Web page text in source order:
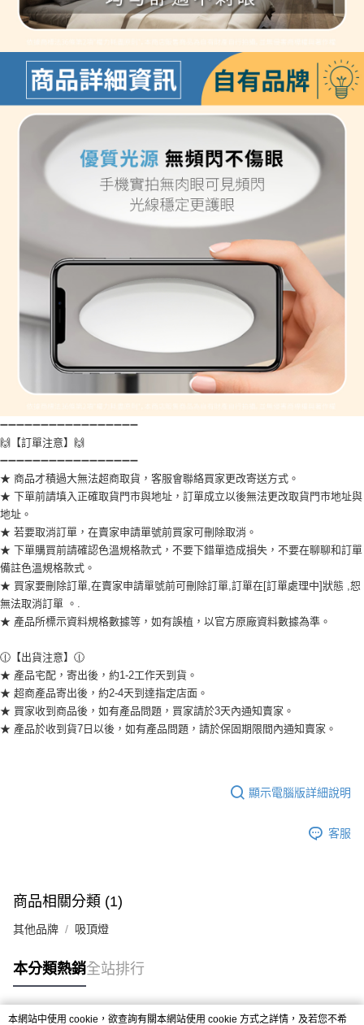
➖➖➖➖➖➖➖➖➖➖➖➖➖➖➖➖➖
🙌【訂單注意】🙌
➖➖➖➖➖➖➖➖➖➖➖➖➖➖➖➖➖
★ 商品才積過大無法超商取貨，客服會聯絡買家更改寄送方式。
★ 下單前請填入正確取貨門市與地址，訂單成立以後無法更改取貨門市地址與
地址。
★ 若要取消訂單，在賣家申請單號前買家可刪除取消。
★ 下單購買前請確認色溫規格款式，不要下錯單造成損失，不要在聊聊和訂單
備註色溫規格款式。
★ 買家要刪除訂單,在賣家申請單號前可刪除訂單,訂單在[訂單處理中]狀態 ,恕
無法取消訂單 。.
★ 產品所標示資料規格數據等，如有誤植，以官方原廠資料數據為準。
🕧【出貨注意】🕧
★ 產品宅配，寄出後，約1-2工作天到貨。
★ 超商產品寄出後，約2-4天到達指定店面。
★ 買家收到商品後，如有產品問題，買家請於3天內通知賣家。
★ 產品於收到貨7日以後，如有產品問題，請於保固期限間內通知賣家。
顯示電腦版詳細說明
客服
商品相關分類 (1)
其他品牌 吸頂燈
本分類熱銷全站排行
本網站中使用 cookie，欲查詢有關本網站使用 cookie 方式之詳情，及若您不希